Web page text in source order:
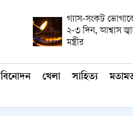
গ্যাস-সংকট
২-৩ দিন, আশ্বাস
মন্ত্রীর
বিনোদন খেলা সাহিত্য